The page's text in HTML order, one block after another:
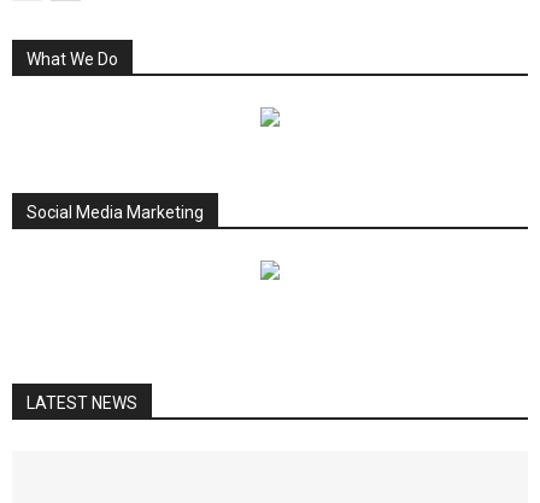
What We Do
Social Media Marketing
LATEST NEWS